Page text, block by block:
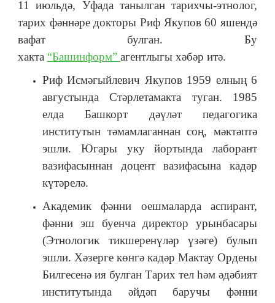
11 июльдә, Уфада танылган тарихчы-этнолог,
тарих фәннәре докторы Риф Якупов 60 яшендә
вафат булган. Бу
хакта “Башинформ” агентлыгы хәбәр итә.
Риф Исмәгыйлевич Якупов 1959 елның 6
августында Стәрлетамакта туган. 1985
елда Башкорт дәүләт педагогика
институтын тәмамлаганнан соң, мәктәптә
эшли. Югары уку йортында лаборант
вазифасыннан доцент вазифасына кадәр
күтәрелә.
Академик фәнни оешмаларда аспирант,
фәнни эш буенча директор урынбасары
(Этнологик тикшеренүләр үзәге) булып
эшли. Хәзерге көнгә кадәр Мактау Ордены
Билгесенә ия булган Тарих тел һәм әдәбият
институтында әйдәп баручы фәнни